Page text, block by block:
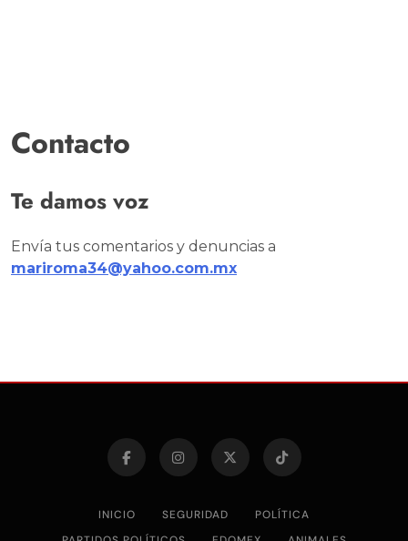
Contacto
Te damos voz
Envía tus comentarios y denuncias a
mariroma34@yahoo.com.mx
INICIO SEGURIDAD
POLÍTICA